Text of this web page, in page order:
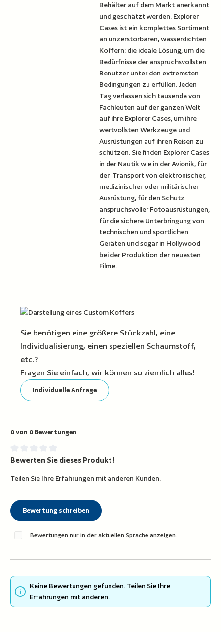
Behälter auf dem Markt anerkannt
und geschätzt werden. Explorer
Cases ist ein komplettes Sortiment
an unzerstörbaren, wasserdichten
Koffern: die ideale Lösung, um die
Bedürfnisse der anspruchsvollsten
Benutzer unter den extremsten
Bedingungen zu erfüllen. Jeden
Tag verlassen sich tausende von
Fachleuten auf der ganzen Welt
auf ihre Explorer Cases, um ihre
wertvollsten Werkzeuge und
Ausrüstungen auf ihren Reisen zu
schützen. Sie finden Explorer Cases
in der Nautik wie in der Avionik, für
den Transport von elektronischer,
medizinischer oder militärischer
Ausrüstung, für den Schutz
anspruchsvoller Fotoausrüstungen,
für die sichere Unterbringung von
technischen und sportlichen
Geräten und sogar in Hollywood
bei der Produktion der neuesten
Filme.
Sie benötigen eine größere Stückzahl, eine
Individualisierung, einen speziellen Schaumstoff,
etc.?
Fragen Sie einfach, wir können so ziemlich alles!
Individuelle Anfrage
0 von 0 Bewertungen
Durchschnittliche Bewertung von 0 von 5 Sternen
Bewerten Sie dieses Produkt!
Teilen Sie Ihre Erfahrungen mit anderen Kunden.
Bewertung schreiben
Bewertungen nur in der aktuellen Sprache anzeigen.
Keine Bewertungen gefunden. Teilen Sie Ihre
Erfahrungen mit anderen.